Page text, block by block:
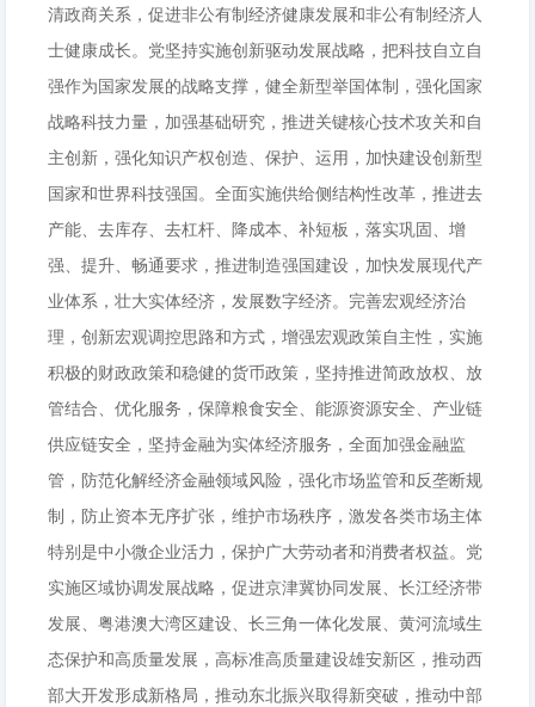
清政商关系，促进非公有制经济健康发展和非公有制经济人
士健康成长。党坚持实施创新驱动发展战略，把科技自立自
强作为国家发展的战略支撑，健全新型举国体制，强化国家
战略科技力量，加强基础研究，推进关键核心技术攻关和自
主创新，强化知识产权创造、保护、运用，加快建设创新型
国家和世界科技强国。全面实施供给侧结构性改革，推进去
产能、去库存、去杠杆、降成本、补短板，落实巩固、增
强、提升、畅通要求，推进制造强国建设，加快发展现代产
业体系，壮大实体经济，发展数字经济。完善宏观经济治
理，创新宏观调控思路和方式，增强宏观政策自主性，实施
积极的财政政策和稳健的货币政策，坚持推进简政放权、放
管结合、优化服务，保障粮食安全、能源资源安全、产业链
供应链安全，坚持金融为实体经济服务，全面加强金融监
管，防范化解经济金融领域风险，强化市场监管和反垄断规
制，防止资本无序扩张，维护市场秩序，激发各类市场主体
特别是中小微企业活力，保护广大劳动者和消费者权益。党
实施区域协调发展战略，促进京津冀协同发展、长江经济带
发展、粤港澳大湾区建设、长三角一体化发展、黄河流域生
态保护和高质量发展，高标准高质量建设雄安新区，推动西
部大开发形成新格局，推动东北振兴取得新突破，推动中部